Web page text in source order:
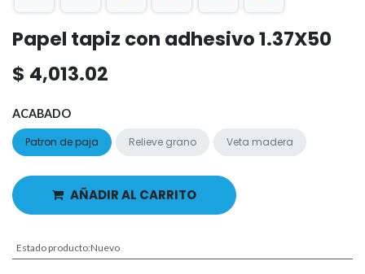
Papel tapiz con adhesivo 1.37X50
$ 4,013.02
ACABADO
Patron de paja Relieve grano Veta madera
AÑADIR AL CARRITO
Estado producto:Nuevo